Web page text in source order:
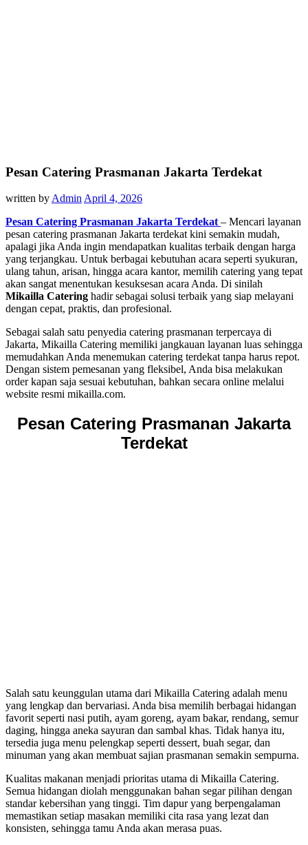
Pesan Catering Prasmanan Jakarta Terdekat
written byAdminApril 4, 2026
Pesan Catering Prasmanan Jakarta Terdekat – Mencari layanan
pesan catering prasmanan Jakarta terdekat kini semakin mudah,
apalagi jika Anda ingin mendapatkan kualitas terbaik dengan harga
yang terjangkau. Untuk berbagai kebutuhan acara seperti syukuran,
ulang tahun, arisan, hingga acara kantor, memilih catering yang tepat
akan sangat menentukan kesuksesan acara Anda. Di sinilah
Mikailla Catering hadir sebagai solusi terbaik yang siap melayani
dengan cepat, praktis, dan profesional.
Sebagai salah satu penyedia catering prasmanan terpercaya di
Jakarta, Mikailla Catering memiliki jangkauan layanan luas sehingga
memudahkan Anda menemukan catering terdekat tanpa harus repot.
Dengan sistem pemesanan yang fleksibel, Anda bisa melakukan
order kapan saja sesuai kebutuhan, bahkan secara online melalui
website resmi mikailla.com.
Pesan Catering Prasmanan Jakarta
Terdekat
Salah satu keunggulan utama dari Mikailla Catering adalah menu
yang lengkap dan bervariasi. Anda bisa memilih berbagai hidangan
favorit seperti nasi putih, ayam goreng, ayam bakar, rendang, semur
daging, hingga aneka sayuran dan sambal khas. Tidak hanya itu,
tersedia juga menu pelengkap seperti dessert, buah segar, dan
minuman yang akan membuat sajian prasmanan semakin sempurna.
Kualitas makanan menjadi prioritas utama di Mikailla Catering.
Semua hidangan diolah menggunakan bahan segar pilihan dengan
standar kebersihan yang tinggi. Tim dapur yang berpengalaman
memastikan setiap masakan memiliki cita rasa yang lezat dan
konsisten, sehingga tamu Anda akan merasa puas.